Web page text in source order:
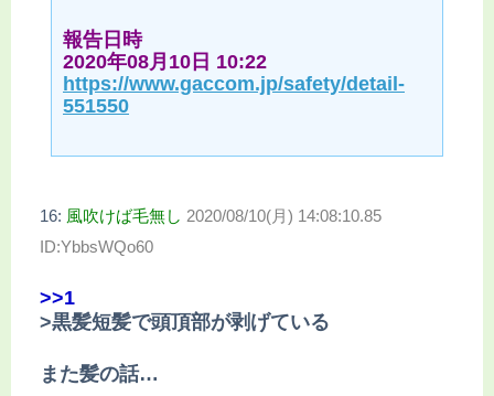
報告日時
2020年08月10日 10:22
https://www.gaccom.jp/safety/detail-
551550
16: 風吹けば毛無し 2020/08/10(月) 14:08:10.85
ID:YbbsWQo60
>>1
>黒髪短髪で頭頂部が剥げている
また髪の話…